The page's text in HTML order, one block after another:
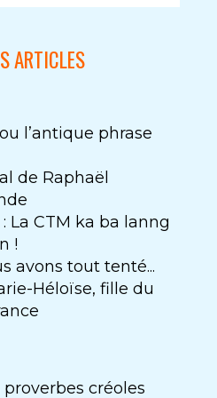
ARTICLES
l’antique phrase
de Raphaël
La CTM ka ba lanng
!
avons tout tenté...
Héloïse, fille du
créoles